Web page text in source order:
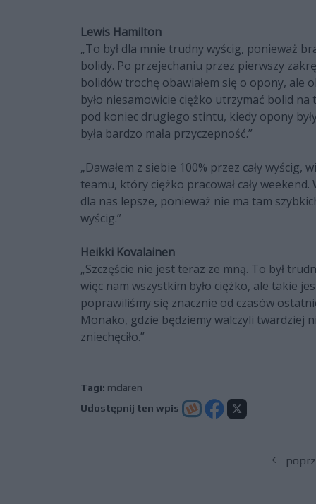
Lewis Hamilton
„To był dla mnie trudny wyścig, ponieważ
bolidy. Po przejechaniu przez pierwszy
bolidów trochę obawiałem się o opony, ale
było niesamowicie ciężko utrzymać bolid na
pod koniec drugiego stintu, kiedy opony
była bardzo mała przyczepność.”
„Dawałem z siebie 100% przez cały
teamu, który ciężko pracował cały
dla nas lepsze, ponieważ nie ma tam
wyścig.”
Heikki Kovalainen
„Szczęście nie jest teraz ze mną. To był
więc nam wszystkim było ciężko, ale takie
poprawiliśmy się znacznie od czasów
Monako, gdzie będziemy walczyli twardziej
zniechęciło.”
Tagi: mclaren
Udostępnij ten wpis